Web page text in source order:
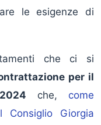
le esigenze di
che ci si
per il
che, come
Consiglio Giorgia